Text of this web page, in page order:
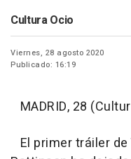
Cultura Ocio
Viernes, 28 agosto 2020
Publicado: 16:19
MADRID, 28
El primer tráiler